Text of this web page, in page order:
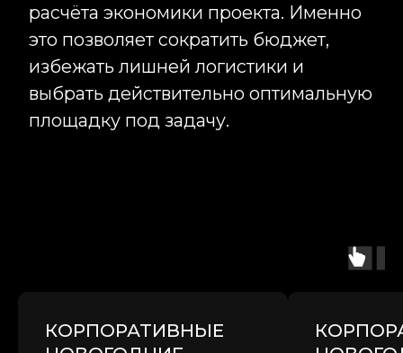
КОРПОРАТИВНЫЕ
127006 г. Москва,
Стрельбищенский
переулок 30, стр 1А
+7 (495) 989-17-53
order@infinity-project.ru
ПН-ПТ 09:00-19:00 МСК
Преимущества
Кейсы
Команда
О компании
Главная
Сми о нас